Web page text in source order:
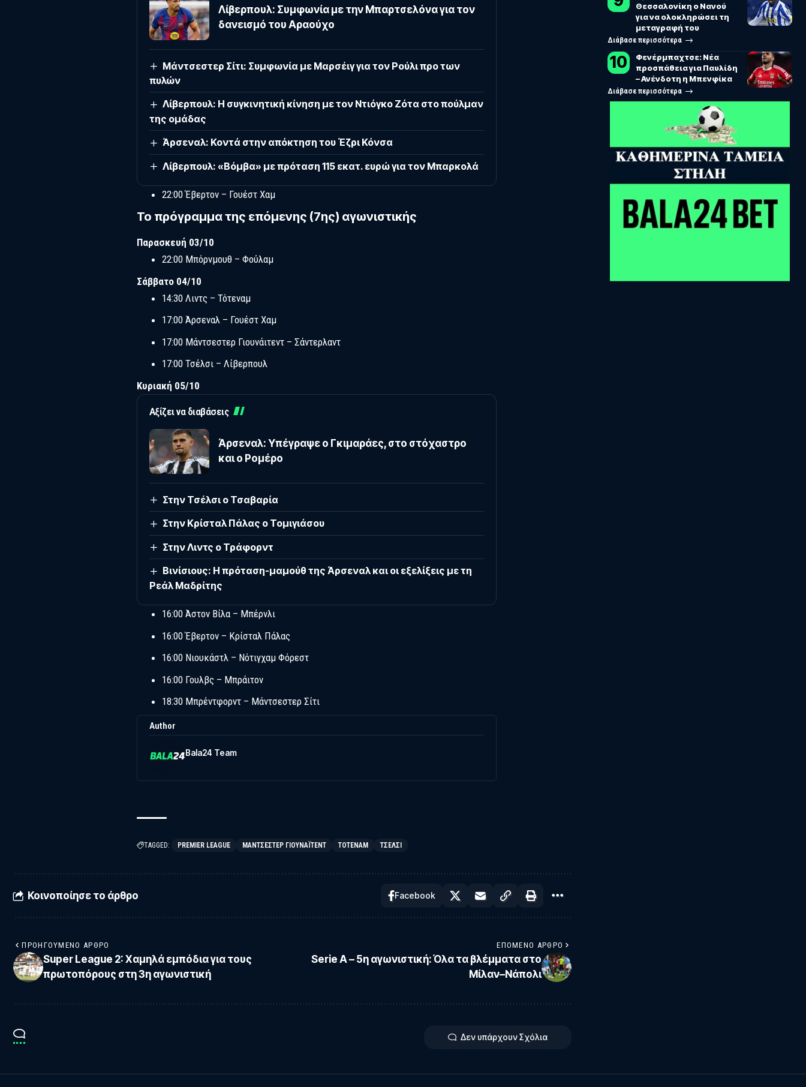
Λίβερπουλ: Συμφωνία με την Μπαρτσελόνα για τον
δανεισμό του Αραούχο
Μάντσεστερ Σίτι: Συμφωνία με Μαρσέιγ για τον Ρούλι προ των
πυλών
Λίβερπουλ: Η συγκινητική κίνηση με τον Ντιόγκο Ζότα στο πούλμαν
της ομάδας
Άρσεναλ: Κοντά στην απόκτηση του Έζρι Κόνσα
Λίβερπουλ: «Βόμβα» με πρόταση 115 εκατ. ευρώ για τον Μπαρκολά
22:00 Έβερτον – Γουέστ Χαμ
Το πρόγραμμα της επόμενης (7ης) αγωνιστικής
Παρασκευή 03/10
22:00 Μπόρνμουθ – Φούλαμ
Σάββατο 04/10
14:30 Λιντς – Τότεναμ
17:00 Άρσεναλ – Γουέστ Χαμ
17:00 Μάντσεστερ Γιουνάιτεντ – Σάντερλαντ
17:00 Τσέλσι – Λίβερπουλ
Κυριακή 05/10
Αξίζει να διαβάσεις
Άρσεναλ: Υπέγραψε ο Γκιμαράες, στο στόχαστρο
και ο Ρομέρο
Στην Τσέλσι ο Τσαβαρία
Στην Κρίσταλ Πάλας ο Τομιγιάσου
Στην Λιντς ο Τράφορντ
Βινίσιους: Η πρόταση-μαμούθ της Άρσεναλ και οι εξελίξεις με τη
Ρεάλ Μαδρίτης
16:00 Άστον Βίλα – Μπέρνλι
16:00 Έβερτον – Κρίσταλ Πάλας
16:00 Νιουκάστλ – Νότιγχαμ Φόρεστ
16:00 Γουλβς – Μπράιτον
18:30 Μπρέντφορντ – Μάντσεστερ Σίτι
Author
Bala24 Team
TAGGED: PREMIER LEAGUE ΜΆΝΤΣΕΣΤΕΡ ΓΙΟΥΝΆΙΤΕΝΤ ΤΌΤΕΝΑΜ ΤΣΈΛΣΙ
Κοινοποίησε το άρθρο Facebook
ΠΡΟΗΓΟΎΜΕΝΟ ΆΡΘΡΟ
Super League 2: Χαμηλά εμπόδια για τους
πρωτοπόρους στη 3η αγωνιστική
ΕΠΌΜΕΝΟ ΆΡΘΡΟ
Serie A – 5η αγωνιστική: Όλα τα βλέμματα στο
Μίλαν–Νάπολι
Δεν υπάρχουν Σχόλια
Θεσσαλονίκη ο Νανού
για να ολοκληρώσει τη
μεταγραφή του
Διάβασε περισσότερα
Φενέρμπαχτσε: Νέα
προσπάθεια για Παυλίδη
– Ανένδοτη η Μπενφίκα
Διάβασε περισσότερα